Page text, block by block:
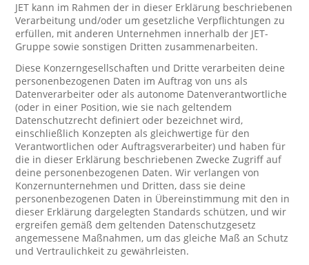
JET kann im Rahmen der in dieser Erklärung beschriebenen
Verarbeitung und/oder um gesetzliche Verpflichtungen zu
erfüllen, mit anderen Unternehmen innerhalb der JET-
Gruppe sowie sonstigen Dritten zusammenarbeiten.
Diese Konzerngesellschaften und Dritte verarbeiten deine
personenbezogenen Daten im Auftrag von uns als
Datenverarbeiter oder als autonome Datenverantwortliche
(oder in einer Position, wie sie nach geltendem
Datenschutzrecht definiert oder bezeichnet wird,
einschließlich Konzepten als gleichwertige für den
Verantwortlichen oder Auftragsverarbeiter) und haben für
die in dieser Erklärung beschriebenen Zwecke Zugriff auf
deine personenbezogenen Daten. Wir verlangen von
Konzernunternehmen und Dritten, dass sie deine
personenbezogenen Daten in Übereinstimmung mit den in
dieser Erklärung dargelegten Standards schützen, und wir
ergreifen gemäß dem geltenden Datenschutzgesetz
angemessene Maßnahmen, um das gleiche Maß an Schutz
und Vertraulichkeit zu gewährleisten.